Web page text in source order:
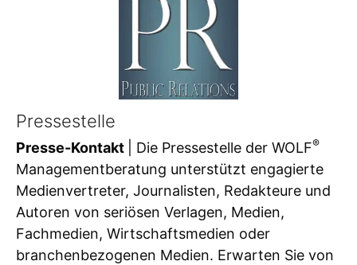
Pressestelle
Presse-Kontakt | Die Pressestelle der WOLF®
Managementberatung unterstützt engagierte
Medienvertreter, Journalisten, Redakteure und
Autoren von seriösen Verlagen, Medien,
Fachmedien, Wirtschaftsmedien oder
branchenbezogenen Medien. Erwarten Sie von